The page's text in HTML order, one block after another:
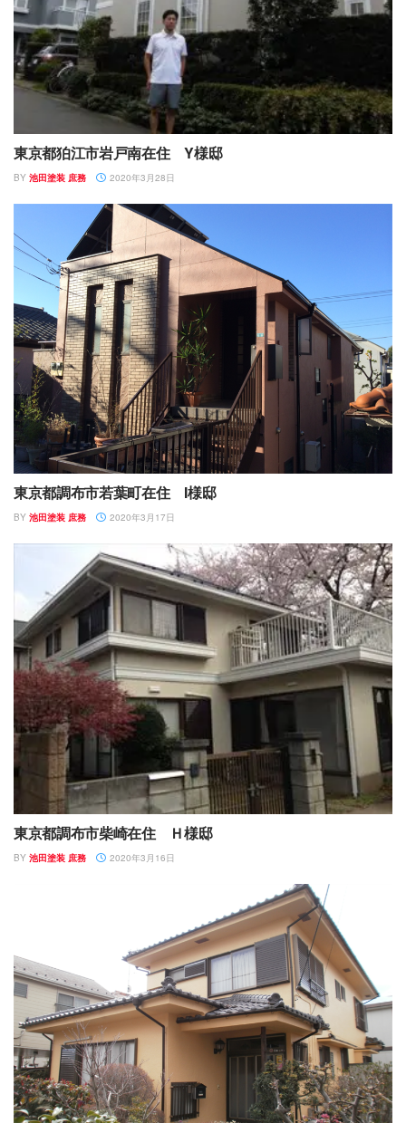
東京都狛江市岩戸南在住 Y様邸
BY 池田塗装 庶務 2020年3月28日
東京都調布市若葉町在住 I様邸
BY 池田塗装 庶務 2020年3月17日
東京都調布市柴崎在住 Ｈ様邸
BY 池田塗装 庶務 2020年3月16日